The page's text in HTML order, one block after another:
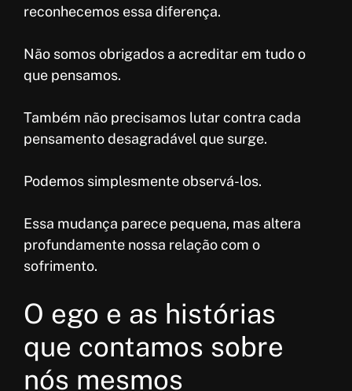
reconhecemos essa diferença.
Não somos obrigados a acreditar em tudo o
que pensamos.
Também não precisamos lutar contra cada
pensamento desagradável que surge.
Podemos simplesmente observá-los.
Essa mudança parece pequena, mas altera
profundamente nossa relação com o
sofrimento.
O ego e as histórias
que contamos sobre
nós mesmos